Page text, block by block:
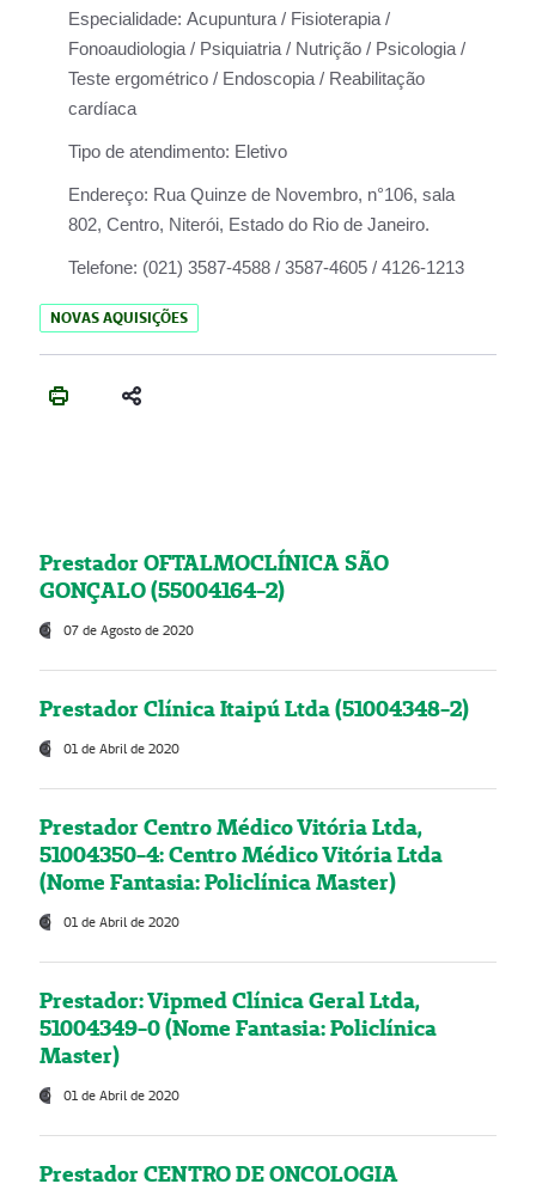
Especialidade: Acupuntura / Fisioterapia /
Fonoaudiologia / Psiquiatria / Nutrição / Psicologia /
Teste ergométrico / Endoscopia / Reabilitação
cardíaca
Tipo de atendimento: Eletivo
Endereço: Rua Quinze de Novembro, n°106, sala
802, Centro, Niterói, Estado do Rio de Janeiro.
Telefone: (021) 3587-4588 / 3587-4605 / 4126-1213
NOVAS AQUISIÇÕES
Prestador OFTALMOCLÍNICA SÃO
GONÇALO (55004164-2)
07 de Agosto de 2020
Prestador Clínica Itaipú Ltda (51004348-2)
01 de Abril de 2020
Prestador Centro Médico Vitória Ltda,
51004350-4: Centro Médico Vitória Ltda
(Nome Fantasia: Policlínica Master)
01 de Abril de 2020
Prestador: Vipmed Clínica Geral Ltda,
51004349-0 (Nome Fantasia: Policlínica
Master)
01 de Abril de 2020
Prestador CENTRO DE ONCOLOGIA